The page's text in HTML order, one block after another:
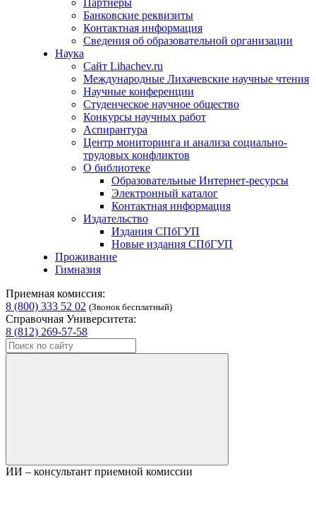
Партнеры
Банковские реквизиты
Контактная информация
Сведения об образовательной организации
Наука
Сайт Lihachev.ru
Международные Лихачевские научные чтения
Научные конференции
Студенческое научное общество
Конкурсы научных работ
Аспирантура
Центр мониторинга и анализа социально-
трудовых конфликтов
О библиотеке
Образовательные Интернет-ресурсы
Электронный каталог
Контактная информация
Издательство
Издания СПбГУП
Новые издания СПбГУП
Проживание
Гимназия
Приемная комиссия:
8 (800) 333 52 02 (Звонок бесплатный)
Справочная Университета:
8 (812) 269-57-58
ИИ – консультант приемной комиссии